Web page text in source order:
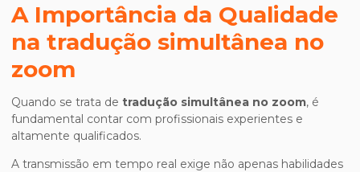
A Importância da Qualidade
na tradução simultânea no
zoom
Quando se trata de tradução simultânea no zoom, é
fundamental contar com profissionais experientes e
altamente qualificados.
A transmissão em tempo real exige não apenas habilidades